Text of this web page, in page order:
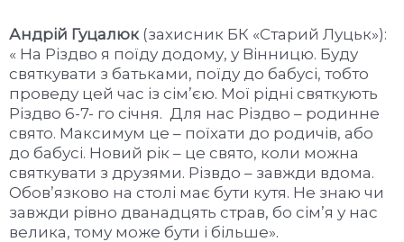
Андрій Гуцалюк (захисник БК «Старий Луцьк»):
« На Різдво я поїду додому, у Вінницю. Буду
святкувати з батьками, поїду до бабусі, тобто
проведу цей час із сім’єю. Мої рідні святкують
Різдво 6-7- го січня. Для нас Різдво – родинне
свято. Максимум це – поїхати до родичів, або
до бабусі. Новий рік – це свято, коли можна
святкувати з друзями. Різвдо – завжди вдома.
Обов’язково на столі має бути кутя. Не знаю чи
завжди рівно дванадцять страв, бо сім’я у нас
велика, тому може бути і більше».